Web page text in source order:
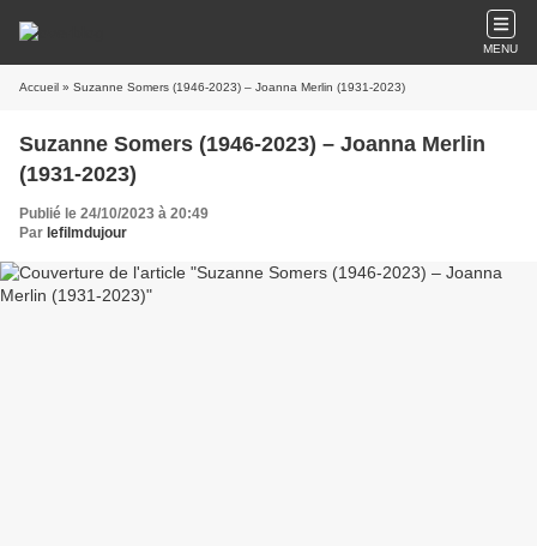
MENU
Accueil » Suzanne Somers (1946-2023) – Joanna Merlin (1931-2023)
Suzanne Somers (1946-2023) – Joanna Merlin
(1931-2023)
Publié le 24/10/2023 à 20:49
Par lefilmdujour